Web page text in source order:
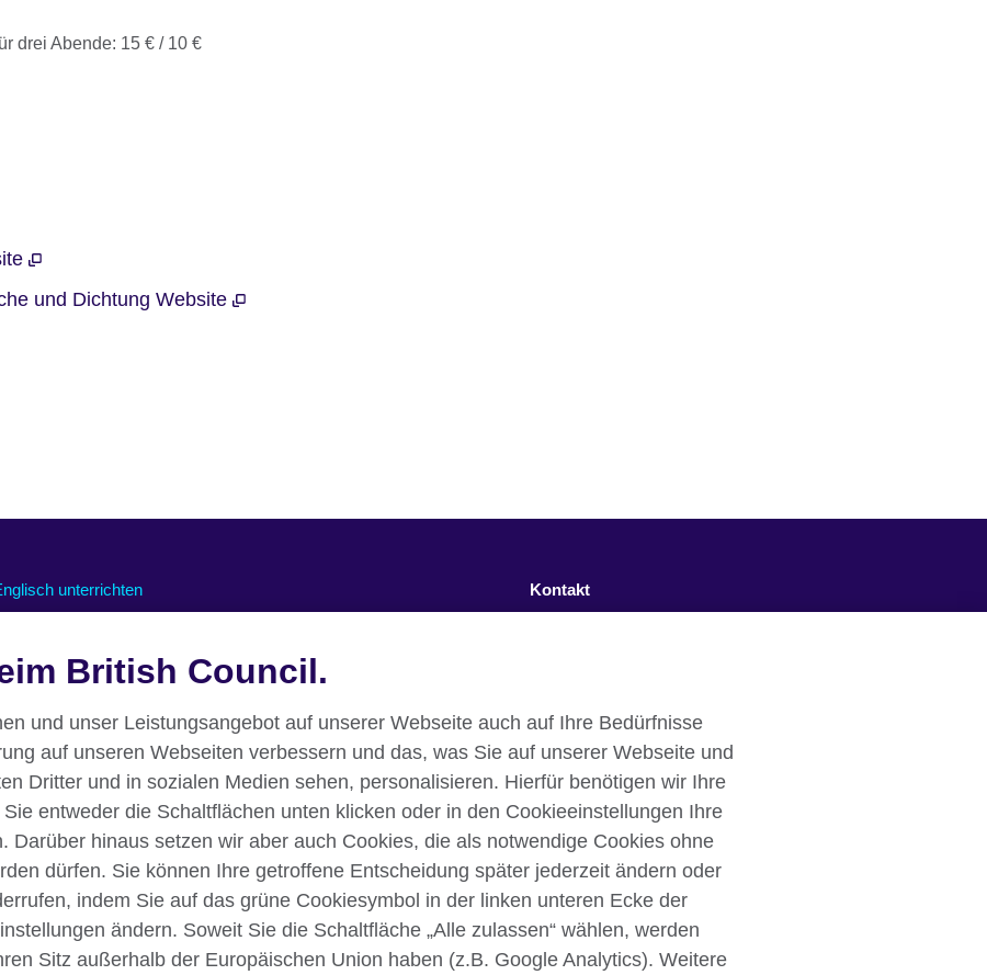
drei Abende: 15 € / 10 €
und Dichtung Website
unterrichten
Unterstützung für den Online-
Kontakt
YouTube
Instagram
Nutzungsbedingungen Your comments and complaints Cookies
Sitemap
British Council.
und unser Leistungsangebot auf unserer Webseite auch auf Ihre Bedürfnisse
auf unseren Webseiten verbessern und das, was Sie auf unserer Webseite und
Dritter und in sozialen Medien sehen, personalisieren. Hierfür benötigen wir Ihre
entweder die Schaltflächen unten klicken oder in den Cookieeinstellungen Ihre
Darüber hinaus setzen wir aber auch Cookies, die als notwendige Cookies ohne
dürfen. Sie können Ihre getroffene Entscheidung später jederzeit ändern oder
indem Sie auf das grüne Cookiesymbol in der linken unteren Ecke der
ändern. Soweit Sie die Schaltfläche „Alle zulassen“ wählen, werden
Sitz außerhalb der Europäischen Union haben (z.B. Google Analytics). Weitere